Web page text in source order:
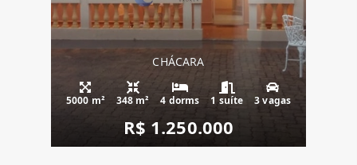
CHÁCARA
5000 m² 348 m² 4 dorms 1 suíte 3 vagas
R$ 1.250.000